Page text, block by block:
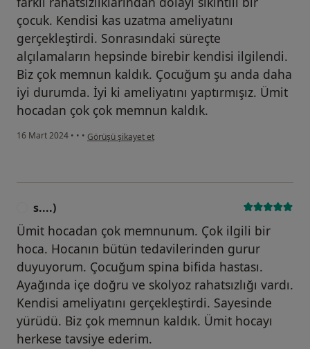
çocuk. Kendisi kas uzatma ameliyatını
gerçekleştirdi. Sonrasındaki süreçte
alçılamaların hepsinde birebir kendisi ilgilendi.
Biz çok memnun kaldık. Çocuğum şu anda daha
iyi durumda. İyi ki ameliyatını yaptırmışız. Ümit
hocadan çok çok memnun kaldık.
16 Mart 2024 • • • kullanıcının görüşüne göre a....)
Görüşü şikayet et
s....)
Ümit hocadan çok memnunum. Çok ilgili bir
hoca. Hocanın bütün tedavilerinden gurur
duyuyorum. Çocuğum spina bifida hastası.
Ayağında içe doğru ve skolyoz rahatsızlığı vardı.
Kendisi ameliyatını gerçekleştirdi. Sayesinde
yürüdü. Biz çok memnun kaldık. Ümit hocayı
herkese tavsiye ederim.